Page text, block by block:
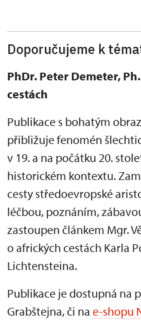
Doporučujeme k
PhDr. Peter Demeter,
cestách
Publikace s bohatým
přibližuje fenomén
v 19. a na počátku 20.
historickém kontextu.
cesty středoevropské
léčbou, poznáním,
zastoupen článkem Mgr.
o afrických cestách Karla
Lichtensteina.
Publikace je dostupná na
Grabštejna, či na e-shopu